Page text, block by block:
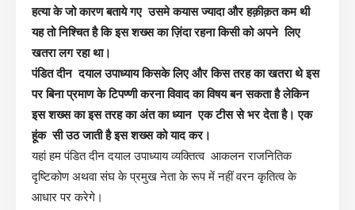
हत्या के जो कारण बताये गए उसमे कयास ज्यादा और हक़ीक़त कम थी
यह तो निश्चित है कि इस शख्स का ज़िंदा रहना किसी को अपने लिए
खतरा लग रहा था।
पंडित दीन दयाल उपाध्याय किसके लिए और किस तरह का खतरा थे इस
पर बिना प्रमाण के टिपण्णी करना विवाद का विषय बन सकता है लेकिन
इस शख्स का इस तरह का अंत का ध्यान एक टीस से भर देता है। एक
हूंक सी उठ जाती है इस शख्स को याद कर।
यहां हम पंडित दीन दयाल उपाध्याय व्यक्तित्व आकलन राजनितिक
दृष्टिकोण अथवा संघ के प्रमुख नेता के रूप में नहीं वरन कृतित्व के
आधार पर करेगे।